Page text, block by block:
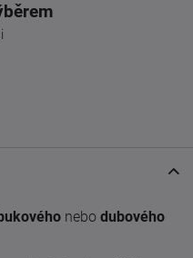
bukového nebo dubového